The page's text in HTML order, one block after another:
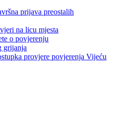
prijava preostalih
na licu mjesta
o povjerenju
grijanja
provjere povjerenja Vijeću